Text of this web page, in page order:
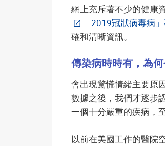
網上充斥著不少的健康
「2019冠狀病毒病
確和清晰資訊。
傳染病時時有，為
會出現驚慌情緒主要原
數據之後，我們才逐步
一個十分嚴重的疾病，
以前在美國工作的醫院